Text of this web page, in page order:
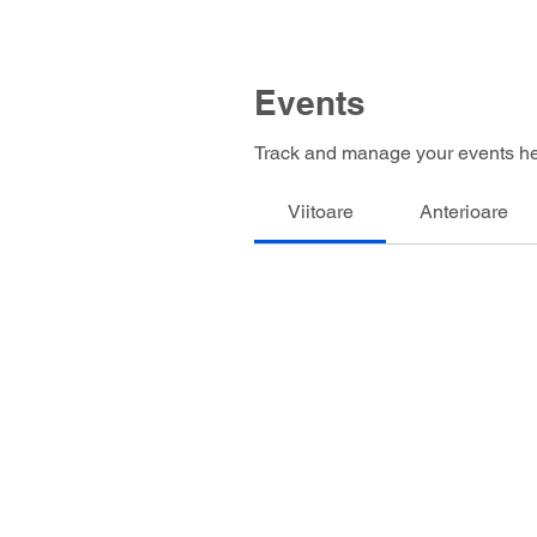
Events
Track and manage your events
Viitoare Anterioare